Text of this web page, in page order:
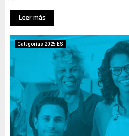
Leer más
Categorías 2025 ES